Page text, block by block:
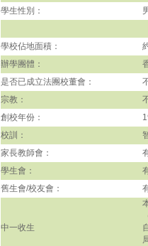
學生性別：
學校佔地面積：
辦學團體：
是否已成立法團校董會：
宗教：
創校年份：
校訓：
家長教師會：
學生會：
舊生會/校友會：
中一收生